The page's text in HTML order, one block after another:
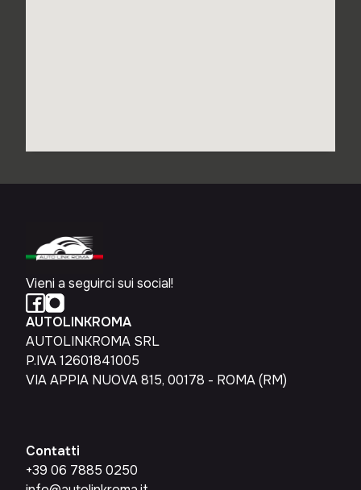
Vieni a seguirci sui social!
AUTOLINKROMA
AUTOLINKROMA SRL
P.IVA 12601841005
VIA APPIA NUOVA 815, 00178 - ROMA (RM)
Contatti
+39 06 7885 0250